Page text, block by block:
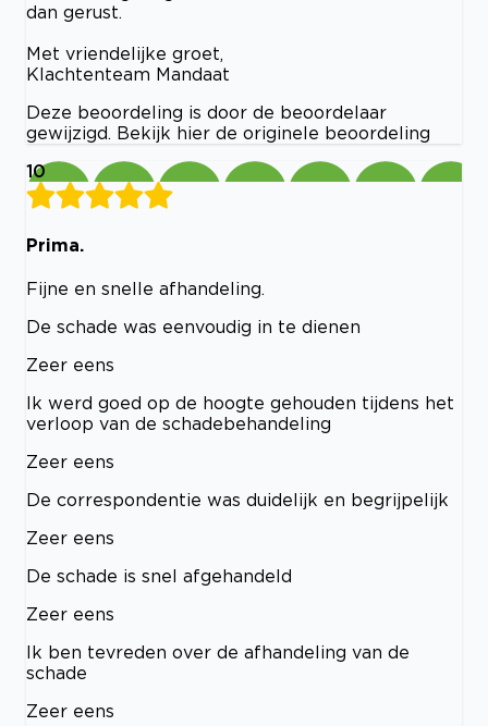
dan gerust.
Met vriendelijke groet,
Klachtenteam Mandaat
Deze beoordeling is door de beoordelaar
gewijzigd. Bekijk hier de originele beoordeling
10
Prima.
Fijne en snelle afhandeling.
De schade was eenvoudig in te dienen
Zeer eens
Ik werd goed op de hoogte gehouden tijdens het
verloop van de schadebehandeling
Zeer eens
De correspondentie was duidelijk en begrijpelijk
Zeer eens
De schade is snel afgehandeld
Zeer eens
Ik ben tevreden over de afhandeling van de
schade
Zeer eens